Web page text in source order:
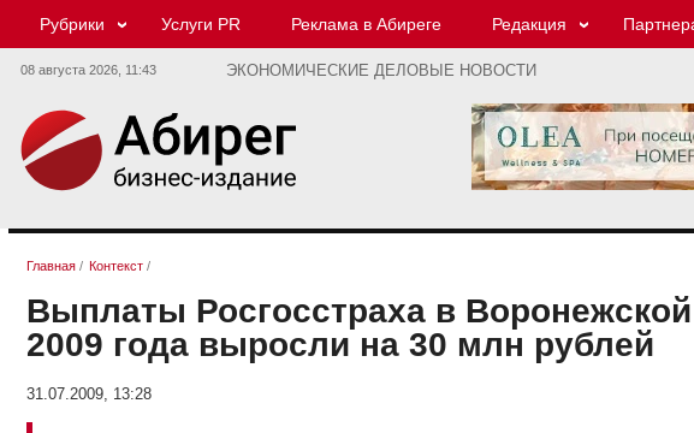
Рубрики Услуги PR Реклама в Абиреге Редакция
08 августа 2026, 11:43 ЭКОНОМИЧЕСКИЕ ДЕЛОВЫЕ НОВОСТИ
Главная / Контекст /
Выплаты Росгосстраха в
2009 года выросли на 30 млн рублей
31.07.2009, 13:28